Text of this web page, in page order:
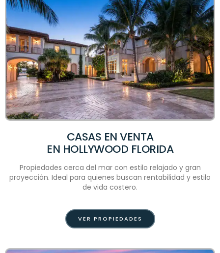
CASAS EN VENTA
EN HOLLYWOOD FLORIDA
Propiedades cerca del mar con estilo relajado y gran
proyección. Ideal para quienes buscan rentabilidad y estilo
de vida costero.
VER PROPIEDADES